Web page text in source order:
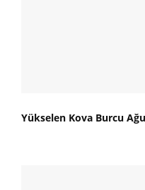
Yükselen Kova Burcu